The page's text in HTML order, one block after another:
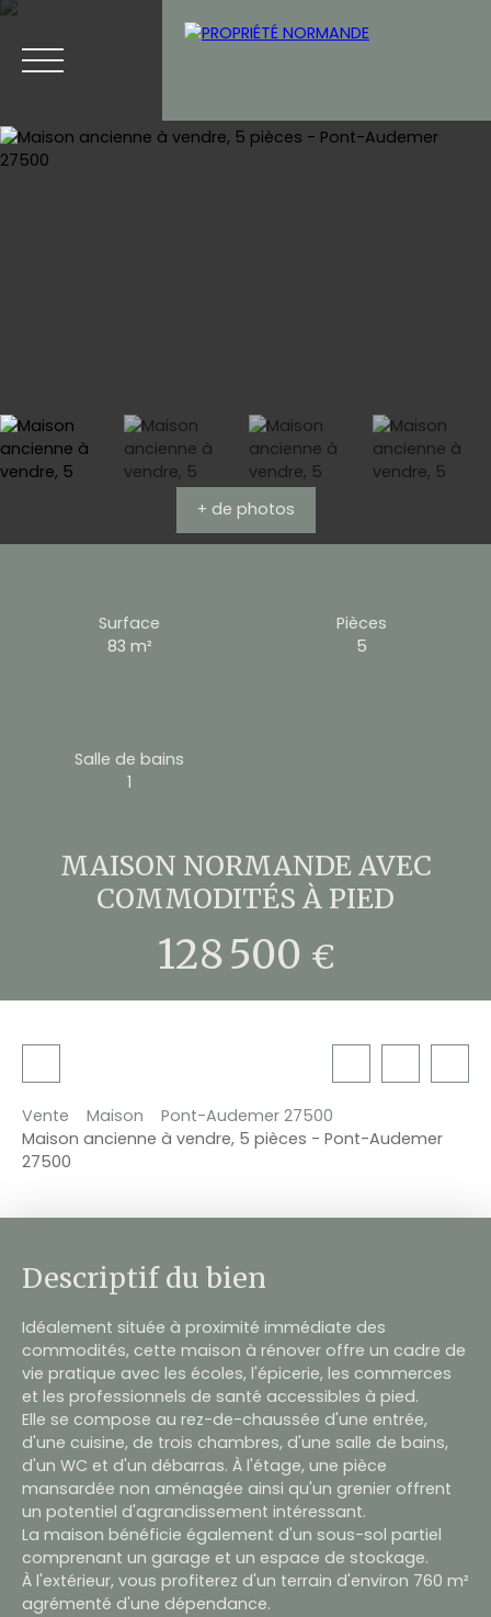
+ de photos
Surface
83 m²
Pièces
5
Salle de bains
1
MAISON NORMANDE AVEC
COMMODITÉS À PIED
128 500 €
Vente Maison
Pont-Audemer 27500
Maison ancienne à vendre, 5 pièces - Pont-Audemer
27500
Descriptif du bien
Idéalement située à proximité immédiate des
commodités, cette maison à rénover offre un cadre de
vie pratique avec les écoles, l'épicerie, les commerces
et les professionnels de santé accessibles à pied.
Elle se compose au rez-de-chaussée d'une entrée,
d'une cuisine, de trois chambres, d'une salle de bains,
d'un WC et d'un débarras. À l'étage, une pièce
mansardée non aménagée ainsi qu'un grenier offrent
un potentiel d'agrandissement intéressant.
La maison bénéficie également d'un sous-sol partiel
comprenant un garage et un espace de stockage.
À l'extérieur, vous profiterez d'un terrain d'environ 760 m²
agrémenté d'une dépendance.